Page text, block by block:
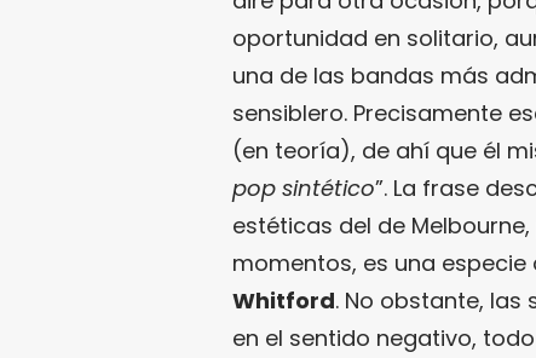
oportunidad en solitario,
una de las bandas más
sensiblero. Precisamente
(en teoría), de ahí que él
pop sintético”. La frase
estéticas del de
momentos, es una
Whitford. No obstante,
en el sentido negativo,